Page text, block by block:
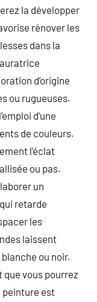
la développer
rénover les
dans la
d’origine
ou rugueuses.
d’une
de couleurs.
l’éclat
ou pas.
un
retarde
les
laissent
ou noir.
vous pourrez
peinture est